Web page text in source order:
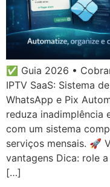
✅ Guia 2026 •
IPTV SaaS: Sistema
WhatsApp e Pix
reduza inadimplência
com um sistema
serviços mensais. 🚀
vantagens Dica: role
[…]